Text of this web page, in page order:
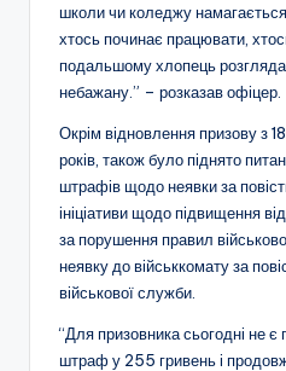
школи чи коледжу
хтось починає працювати,
подальшому хлопець
небажану.” – розказав офіцер.
Окрім відновлення призову з
років, також було піднято
штрафів щодо неявки за
ініціативи щодо підвищення
за порушення правил
неявку до військкомату за
військової служби.
“Для призовника сьогодні не
штраф у 255 гривень і